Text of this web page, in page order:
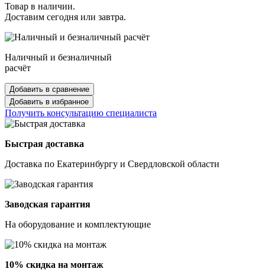
Товар в наличии.
Доставим сегодня или завтра.
Наличный и безналичный
расчёт
Добавить в сравнение
Добавить в избранное
Получить консультацию специалиста
Быстрая доставка
Доставка по Екатеринбургу и Свердловской области
Заводская гарантия
На оборудование и комплектующие
10% скидка на монтаж